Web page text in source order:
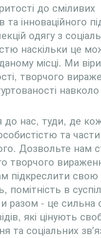
до сміливих
та інноваційного
одягу з
наскільки це
місці. Ми
творчого
до нас, туди, де
та
Дозвольте нам
творчого
підкреслити свою
помітність в
разом - це сильна
які цінують
та соціальних